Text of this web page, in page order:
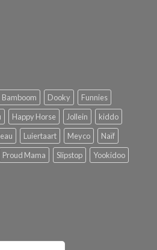
Bamboom Dooky
Funnies
Happy Horse Jollein
kiddo
Luiertaart Meyco
Naïf
Proud Mama Slipstop
Yookidoo